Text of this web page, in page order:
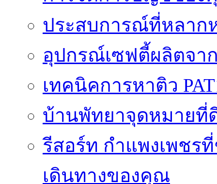
ประสบการณ์ที่หลาก
อุปกรณ์เซฟตี้ผลิตจา
เทคนิคการหาติว
บ้านพัทยาจุดหมายที่
รีสอร์ท กำแพงเพชร
เดินทางของคุณ